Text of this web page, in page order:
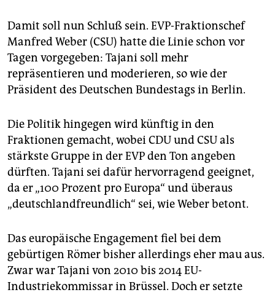
Damit soll nun Schluß sein. EVP-Fraktionschef
Manfred Weber (CSU) hatte die Linie schon vor
Tagen vorgegeben: Tajani soll mehr
repräsentieren und moderieren, so wie der
Präsident des Deutschen Bundestags in Berlin.
Die Politik hingegen wird künftig in den
Fraktionen gemacht, wobei CDU und CSU als
stärkste Gruppe in der EVP den Ton angeben
dürften. Tajani sei dafür hervorragend geeignet,
da er „100 Prozent pro Europa“ und überaus
„deutschlandfreundlich“ sei, wie Weber betont.
Das europäische Engagement fiel bei dem
gebürtigen Römer bisher allerdings eher mau aus.
Zwar war Tajani von 2010 bis 2014 EU-
Industriekommissar in Brüssel. Doch er setzte